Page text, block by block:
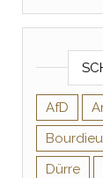
AfD
Bourdieu
Dürre